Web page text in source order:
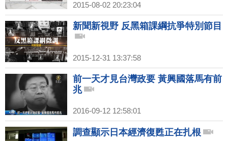
2015-08-02 20:23:04
新聞新視野 反黑箱課綱抗爭特別節目
2015-12-31 13:37:58
前一天才見台灣政要 黃興國落馬有前
兆
2016-09-12 12:58:01
調查顯示日本經濟復甦正在扎根